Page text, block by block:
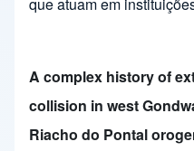
A complex history of
collision in west
Riacho do Pontal